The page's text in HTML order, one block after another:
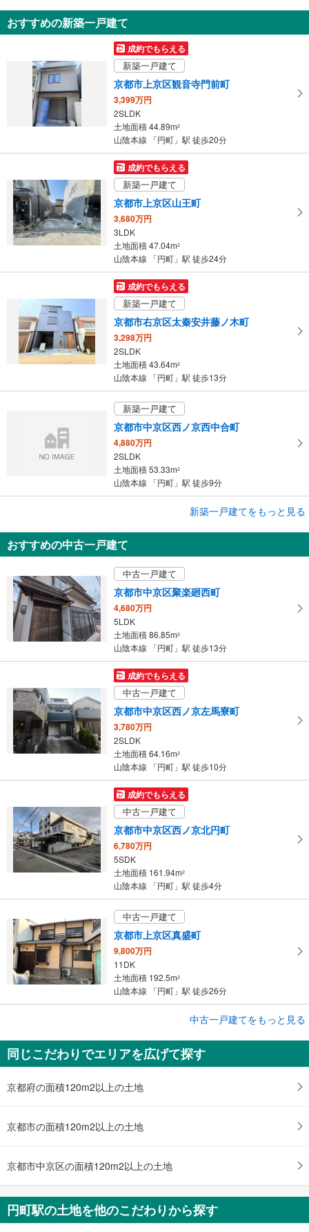
知
を
イ
ペ
ー
ジ
に
存
おすすめの新築一戸建て
成約でもらえる
新築一戸建て
京都市上京区観音寺門前町
3,399万円
2SLDK
土地面積 44.89m2
山陰本線 「円町」駅 徒歩20分
成約でもらえる
新築一戸建て
京都市上京区山王町
3,680万円
3LDK
土地面積 47.04m2
山陰本線 「円町」駅 徒歩24分
成約でもらえる
新築一戸建て
京都市右京区太秦安井藤ノ木町
3,298万円
2SLDK
土地面積 43.64m2
山陰本線 「円町」駅 徒歩13分
新築一戸建て
京都市中京区西ノ京西中合町
4,880万円
2SLDK
土地面積 53.33m2
山陰本線 「円町」駅 徒歩9分
京都市中京区西ノ京伯楽町
5,280万円
土地面積 80.99m
山陰本線 「円町」駅 徒歩5分
新築一戸建てをもっと見る
おすすめの中古一戸建て
中古一戸建て
京都市中京区聚楽廻西町
4,680万円
5LDK
土地面積 86.85m2
山陰本線 「円町」駅 徒歩13分
成約でもらえる
中古一戸建て
京都市中京区西ノ京左馬寮町
3,780万円
2SLDK
土地面積 64.16m2
山陰本線 「円町」駅 徒歩10分
成約でもらえる
中古一戸建て
京都市中京区西ノ京北円町
6,780万円
5SDK
土地面積 161.94m2
山陰本線 「円町」駅 徒歩4分
中古一戸建て
京都市上京区真盛町
9,800万円
11DK
土地面積 192.5m2
山陰本線 「円町」駅 徒歩26分
京都市中京区西ノ京大炊御門町
1,550万円
4DK
土地面積 45.68m
山陰本線 「円町」駅 徒歩6分
中古一戸建てをもっと見る
同じこだわりでエリアを広げて探す
京都府の面積120m2以上の土地
京都市の面積120m2以上の土地
京都市中京区の面積120m2以上の土地
円町駅の土地を他のこだわりから探す